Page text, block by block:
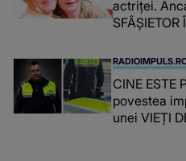
actriței.
timpul
CINE ESTE
povestea
unei VIEȚI